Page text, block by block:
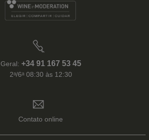
Geral: +34 91 167 53 45
2ᵃ/6ᵃ 08:30 às 12:30
Contato online